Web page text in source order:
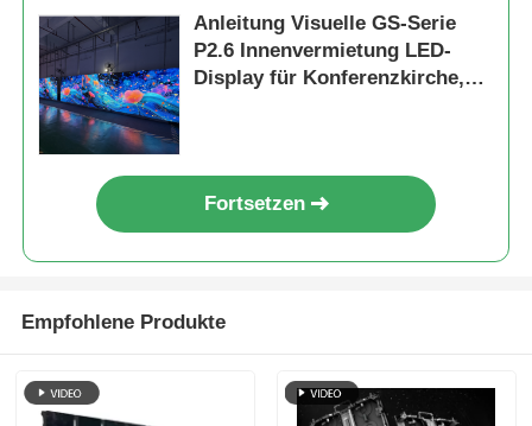
Anleitung Visuelle GS-Serie
P2.6 Innenvermietung LED-
Display für Konferenzkirche,
Fortsetzen
Empfohlene Produkte